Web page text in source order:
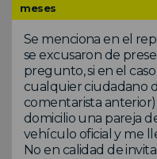
meses
Se menciona en el
se excusaron de
pregunto, si en el
cualquier ciudadano
comentarista
domicilio una pareja
vehículo oficial y me
No en calidad de